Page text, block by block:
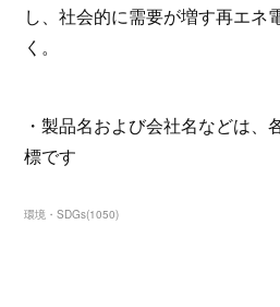
し、社会的に需要が増す再エネ
く。
・製品名および会社名などは
標です
環境・SDGs(1050)